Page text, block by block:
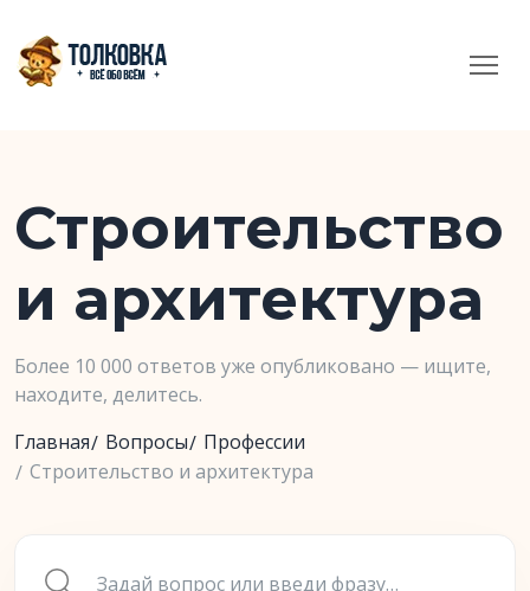
Строительство
и архитектура
Более 10 000 ответов уже опубликовано — ищите,
находите, делитесь.
Главная
Вопросы
Профессии
Строительство и архитектура